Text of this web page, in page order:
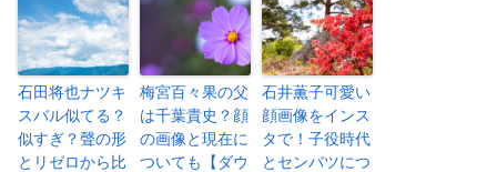
石田将也ナツキ
スバル似てる？
似すぎ？聲の形
とリゼロから比
梅宮百々果の父
は千葉貴史？顔
の画像と現在に
ついても【ダウ
石井薫子可愛い
顔画像をインス
タで！子役時代
とセンバツにつ